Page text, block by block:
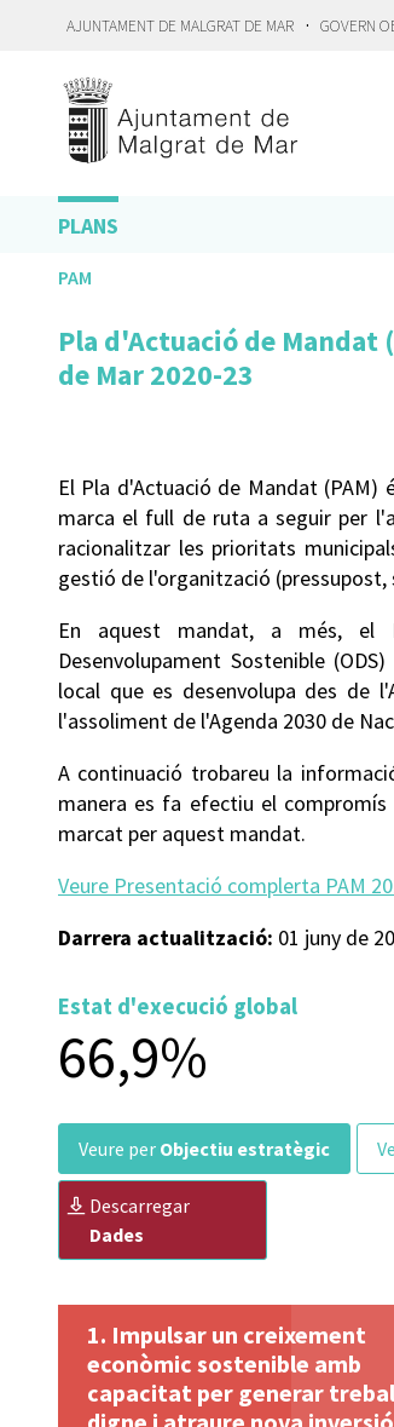
AJUNTAMENT DE MALGRAT DE MAR · GOVERN
PLANS
PAM
Pla d'Actuació de
de Mar 2020-23
El Pla d'Actuació de Mandat
marca el full de ruta a seguir per
racionalitzar les prioritats
gestió de l'organització (pressupost,
En aquest mandat, a més, el
Desenvolupament Sostenible
local que es desenvolupa des de
l'assoliment de l'Agenda 2030 de
A continuació trobareu la
manera es fa efectiu el
marcat per aquest mandat.
Veure Presentació complerta PAM
Darrera actualització: 01 juny de
Estat d'execució global
66,9%
veure per Objectiu estratègic
descarregar
Dades
Impulsar un creixement
econòmic sostenible amb
capacitat per generar